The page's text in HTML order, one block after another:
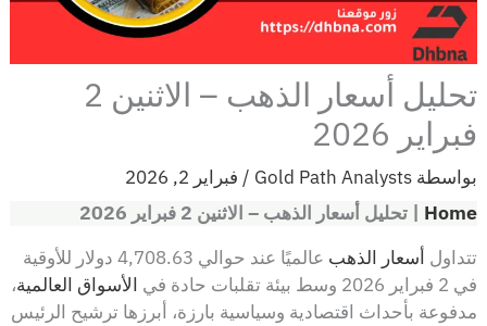
تحليل أسعار الذهب – الاثنين 2
فبراير 2026
بواسطة Gold Path Analysts
/ فبراير 2, 2026
Home
|تحليل أسعار الذهب – الاثنين 2 فبراير 2026
تتداول أسعار الذهب
عالميًا عند حوالي 4,708.63 دولار للأوقية
في 2 فبراير 2026 وسط بيئة تقلبات حادة في
الأسواق العالمية،
مدفوعة بأحداث اقتصادية وسياسية بارزة، أبرزها ترشيح الرئيس